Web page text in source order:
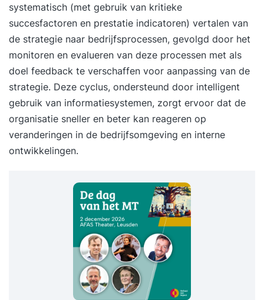
systematisch (met gebruik van kritieke
succesfactoren en prestatie indicatoren) vertalen van
de strategie naar bedrijfsprocessen, gevolgd door het
monitoren en evalueren van deze processen met als
doel feedback te verschaffen voor aanpassing van de
strategie. Deze cyclus, ondersteund door intelligent
gebruik van informatiesystemen, zorgt ervoor dat de
organisatie sneller en beter kan reageren op
veranderingen in de bedrijfsomgeving en interne
ontwikkelingen.